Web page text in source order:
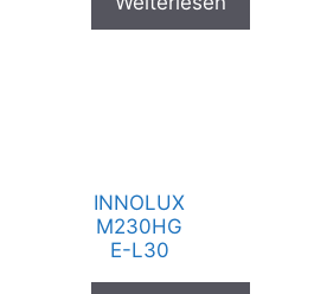
INNOLUX
M230HG
E-L30